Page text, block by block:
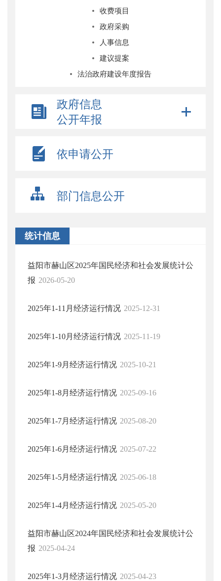
收费项目
政府采购
人事信息
建议提案
法治政府建设年度报告
政府信息
公开年报
依申请公开
部门信息公开
统计信息
益阳市赫山区2025年国民经济和社会发展统计公
报 2026-05-20
2025年1-11月经济运行情况 2025-12-31
2025年1-10月经济运行情况 2025-11-19
2025年1-9月经济运行情况 2025-10-21
2025年1-8月经济运行情况 2025-09-16
2025年1-7月经济运行情况 2025-08-20
2025年1-6月经济运行情况 2025-07-22
2025年1-5月经济运行情况 2025-06-18
2025年1-4月经济运行情况 2025-05-20
益阳市赫山区2024年国民经济和社会发展统计公
报 2025-04-24
2025年1-3月经济运行情况 2025-04-23